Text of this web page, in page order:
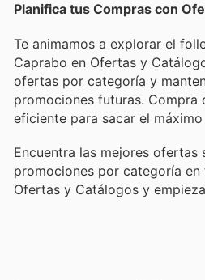
Planifica tus Compras con
Te animamos a explorar el
Caprabo en Ofertas y
ofertas por categoría y
promociones futuras. Compra
eficiente para sacar el
Encuentra las mejores ofertas
promociones por categoría en
Ofertas y Catálogos y